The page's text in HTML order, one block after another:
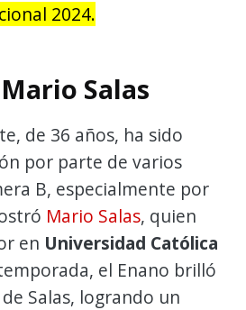
2024.
Salas
de 36 años, ha sido
por parte de varios
B, especialmente por
Mario Salas, quien
en Universidad Católica
el Enano brilló
Salas, logrando un